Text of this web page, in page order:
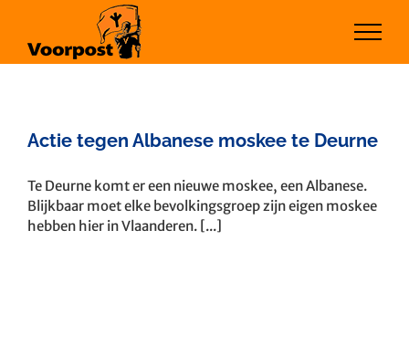
inhoud
Actie tegen Albanese moskee te Deurne
Te Deurne komt er een nieuwe moskee, een Albanese.
Blijkbaar moet elke bevolkingsgroep zijn eigen moskee
hebben hier in Vlaanderen. [...]